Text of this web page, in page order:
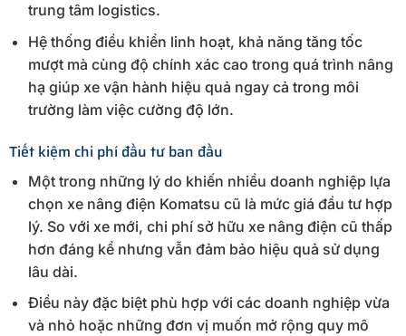
trung tâm logistics.
Hệ thống điều khiển linh hoạt, khả năng tăng tốc
mượt mà cùng độ chính xác cao trong quá trình nâng
hạ giúp xe vận hành hiệu quả ngay cả trong môi
trường làm việc cường độ lớn.
Tiết kiệm chi phí đầu tư ban đầu
Một trong những lý do khiến nhiều doanh nghiệp lựa
chọn xe nâng điện Komatsu cũ là mức giá đầu tư hợp
lý. So với xe mới, chi phí sở hữu xe nâng điện cũ thấp
hơn đáng kể nhưng vẫn đảm bảo hiệu quả sử dụng
lâu dài.
Điều này đặc biệt phù hợp với các doanh nghiệp vừa
và nhỏ hoặc những đơn vị muốn mở rộng quy mô